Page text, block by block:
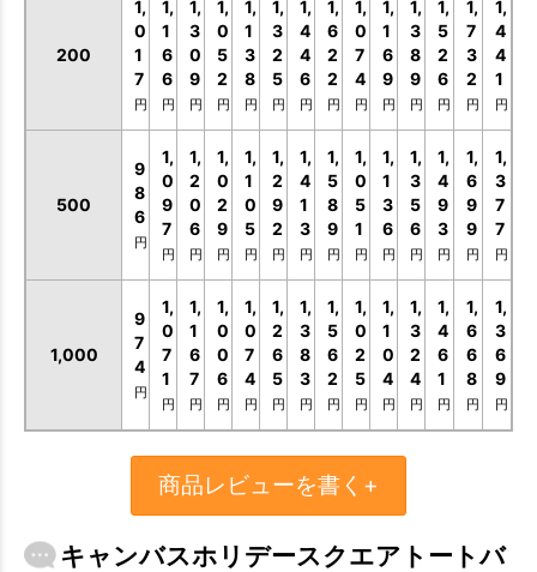
200
1,
0
1
7
円
1,
1
6
6
円
1,
3
0
9
円
1,
0
5
2
円
1,
1
3
8
円
1,
3
2
5
円
1,
4
4
6
円
1,
6
2
2
円
1,
0
7
4
円
1,
1
6
9
円
1,
3
8
9
円
1,
5
2
6
円
1,
7
3
2
円
1,
4
4
1
円
500
9
8
6
円
1,
0
9
7
円
1,
2
0
6
円
1,
0
2
9
円
1,
1
0
5
円
1,
2
9
2
円
1,
4
1
3
円
1,
5
8
9
円
1,
0
5
1
円
1,
1
3
6
円
1,
3
5
6
円
1,
4
9
3
円
1,
6
9
9
円
1,
3
7
7
円
1,000
9
7
4
円
1,
0
7
1
円
1,
1
6
7
円
1,
0
0
6
円
1,
0
7
4
円
1,
2
6
5
円
1,
3
8
3
円
1,
5
6
2
円
1,
0
2
5
円
1,
1
0
4
円
1,
3
2
4
円
1,
4
6
1
円
1,
6
6
8
円
1,
3
6
9
円
商品レビューを書く+
キャンバスホリデースクエアトートバ